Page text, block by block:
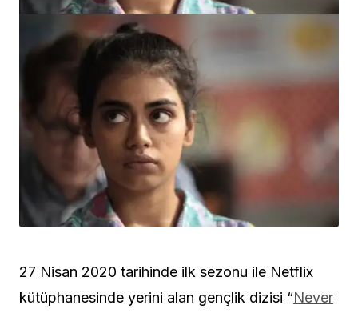
27 Nisan 2020 tarihinde ilk sezonu ile Netflix
kütüphanesinde yerini alan gençlik dizisi “Never